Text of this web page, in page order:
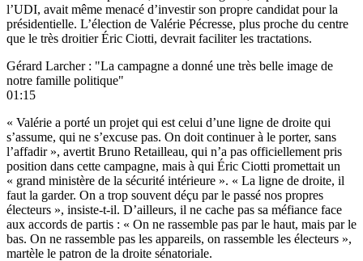
l’UDI, avait même menacé d’investir son propre candidat pour la
présidentielle. L’élection de Valérie Pécresse, plus proche du centre
que le très droitier Éric Ciotti, devrait faciliter les tractations.
Gérard Larcher : "La campagne a donné une très belle image de
notre famille politique"
01:15
« Valérie a porté un projet qui est celui d’une ligne de droite qui
s’assume, qui ne s’excuse pas. On doit continuer à le porter, sans
l’affadir », avertit Bruno Retailleau, qui n’a pas officiellement pris
position dans cette campagne, mais à qui Éric Ciotti promettait un
« grand ministère de la sécurité intérieure ». « La ligne de droite, il
faut la garder. On a trop souvent déçu par le passé nos propres
électeurs », insiste-t-il. D’ailleurs, il ne cache pas sa méfiance face
aux accords de partis : « On ne rassemble pas par le haut, mais par le
bas. On ne rassemble pas les appareils, on rassemble les électeurs »,
martèle le patron de la droite sénatoriale.